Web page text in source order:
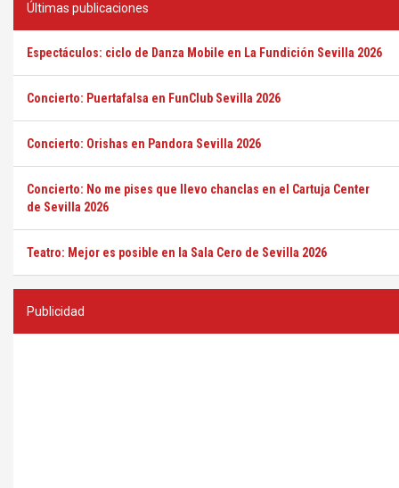
Últimas publicaciones
Espectáculos: ciclo de Danza Mobile en La Fundición Sevilla 2026
Concierto: Puertafalsa en FunClub Sevilla 2026
Concierto: Orishas en Pandora Sevilla 2026
Concierto: No me pises que llevo chanclas en el Cartuja Center
de Sevilla 2026
Teatro: Mejor es posible en la Sala Cero de Sevilla 2026
Publicidad